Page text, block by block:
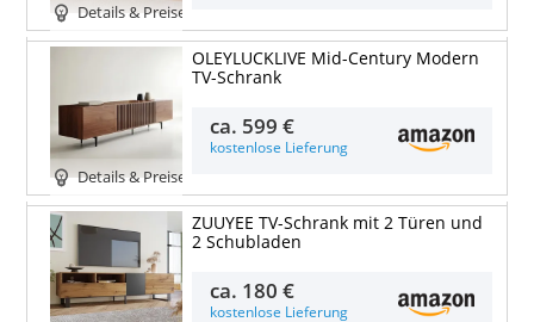
Details & Preise
Details & Preise
OLEYLUCKLIVE Mid-Century Modern
TV-Schrank
ca. 599 €
kostenlose Lieferung
ZUUYEE TV-Schrank mit 2 Türen und
2 Schubladen
ca. 180 €
kostenlose Lieferung